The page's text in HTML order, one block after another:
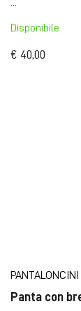
Disponibile
€ 40,00
PANTALONCINI
Panta con